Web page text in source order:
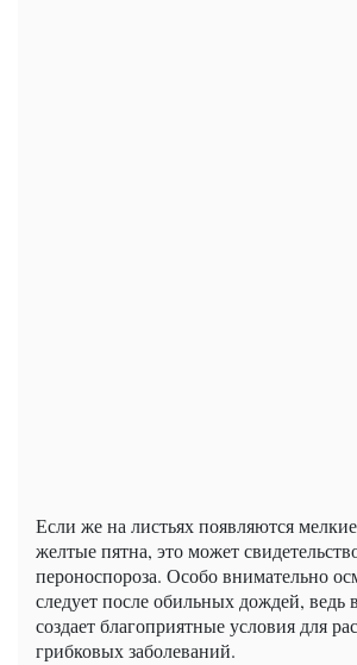
Если же на листьях появляются
желтые пятна, это может
пероноспороза. Особо внимательно
следует после обильных дождей, ведь
создает благоприятные условия для
грибковых заболеваний.